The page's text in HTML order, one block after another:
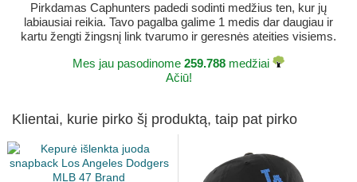
Pirkdamas Caphunters padedi sodinti medžius ten, kur jų
labiausiai reikia. Tavo pagalba galime 1 medis dar daugiau ir
kartu žengti žingsnį link tvarumo ir geresnės ateities visiems.
Mes jau pasodinome 259.788 medžiai
Ačiū!
Klientai, kurie pirko šį produktą, taip pat pirko